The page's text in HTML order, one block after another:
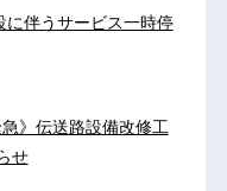
伴うサービス一時停
》伝送路設備改修工
せ